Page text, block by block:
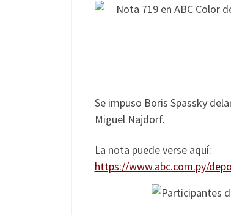
Se impuso Boris Spassky
Miguel Najdorf.
La nota puede verse aquí:
https://www.abc.com.py/